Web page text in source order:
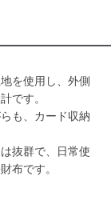
を使用し、外側
です。
も、カード収納
抜群で、日常使
布です。